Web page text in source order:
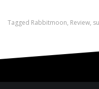
Tagged Rabbitmoon, Review,